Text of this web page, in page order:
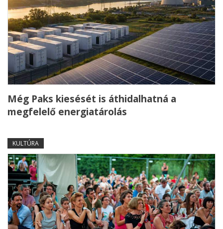
Még Paks kiesését is áthidalhatná a
megfelelő energiatárolás
KULTÚRA